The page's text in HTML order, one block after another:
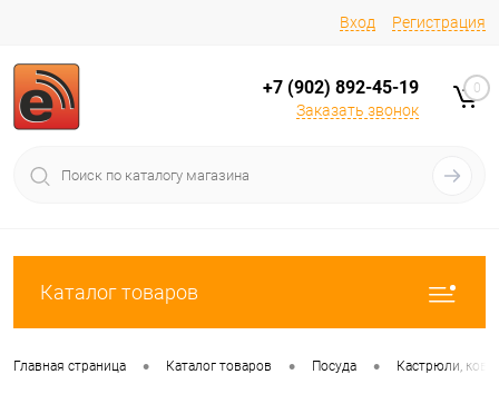
Вход Регистрация
+7 (902) 892-45-19
Заказать звонок
0
Каталог товаров
Главная страница • Каталог товаров • Посуда • Кастрюли,